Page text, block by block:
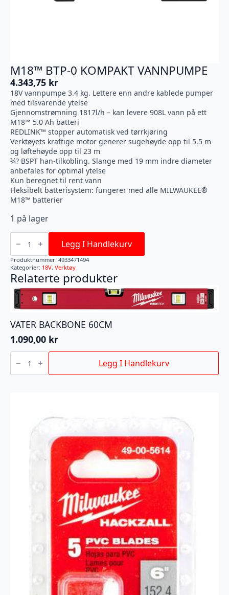
M18™ BTP-0 KOMPAKT VANNPUMPE
4.343,75 kr
18V vannpumpe 3.4 kg. Lettere enn andre kablede pumper
med tilsvarende ytelse
Gjennomstrømning 1817l/h – kan levere 908L vann på ett
M18™ 5.0 Ah batteri
REDLINK™ stopper automatisk ved tørrkjøring
Verktøyets kraftige motor generer sugehøyde opp til 5.5 m
og løftehøyde opp til 23 m
¾? BSPT han-tilkobling. Slange med 19 mm indre diameter
anbefales for optimal ytelse
Kun beregnet til rent vann
Fleksibelt batterisystem: fungerer med alle MILWAUKEE®
M18™ batterier
1 på lager
M18™
BTP-
KOMPAKT
VANNPUMPE
antall
Legg I Handlekurv
Produktnummer: 4933471494
Kategorier: 18V, Verktøy
Relaterte produkter
VATER BACKBONE 60CM
1.090,00 kr
VATER
BACKBONE
antall
Legg I Handlekurv